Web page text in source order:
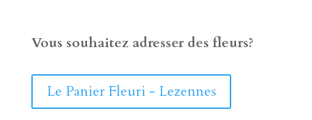
Vous souhaitez adresser des fleurs?
Le Panier Fleuri - Lezennes